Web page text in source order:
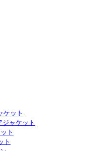
ケット
ャケット
ト
ト